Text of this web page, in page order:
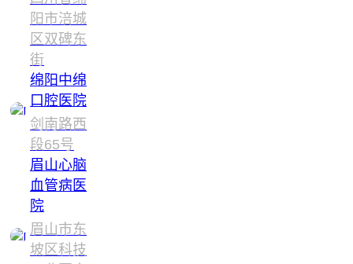
阳市涪城
区双碑东
街
绵阳中绵
口腔医院
剑南路西
段65号
眉山心脑
血管病医
院
眉山市东
坡区科技